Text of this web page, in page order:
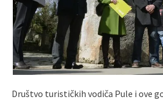
Društvo turističkih vodiča Pule i ove